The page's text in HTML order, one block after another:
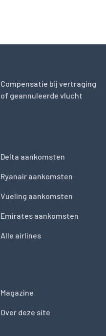
Compensatie bij vertraging
of geannuleerde vlucht
Delta aankomsten
Ryanair aankomsten
Vueling aankomsten
Emirates aankomsten
Alle airlines
Magazine
Over deze site